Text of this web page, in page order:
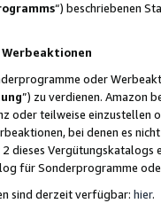
“) beschriebenen
oder
”) zu verdienen. Amazon
oder teilweise einzustellen
bei denen es
dieses
für Sonderprogramme
sind derzeit verfügbar: hier.